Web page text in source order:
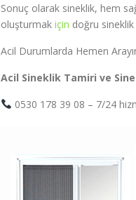
Sonuç olarak sineklik, hem
oluşturmak için doğru
Acil Durumlarda Hemen
Acil Sineklik Tamiri ve
0530 178 39 08 – 7/24